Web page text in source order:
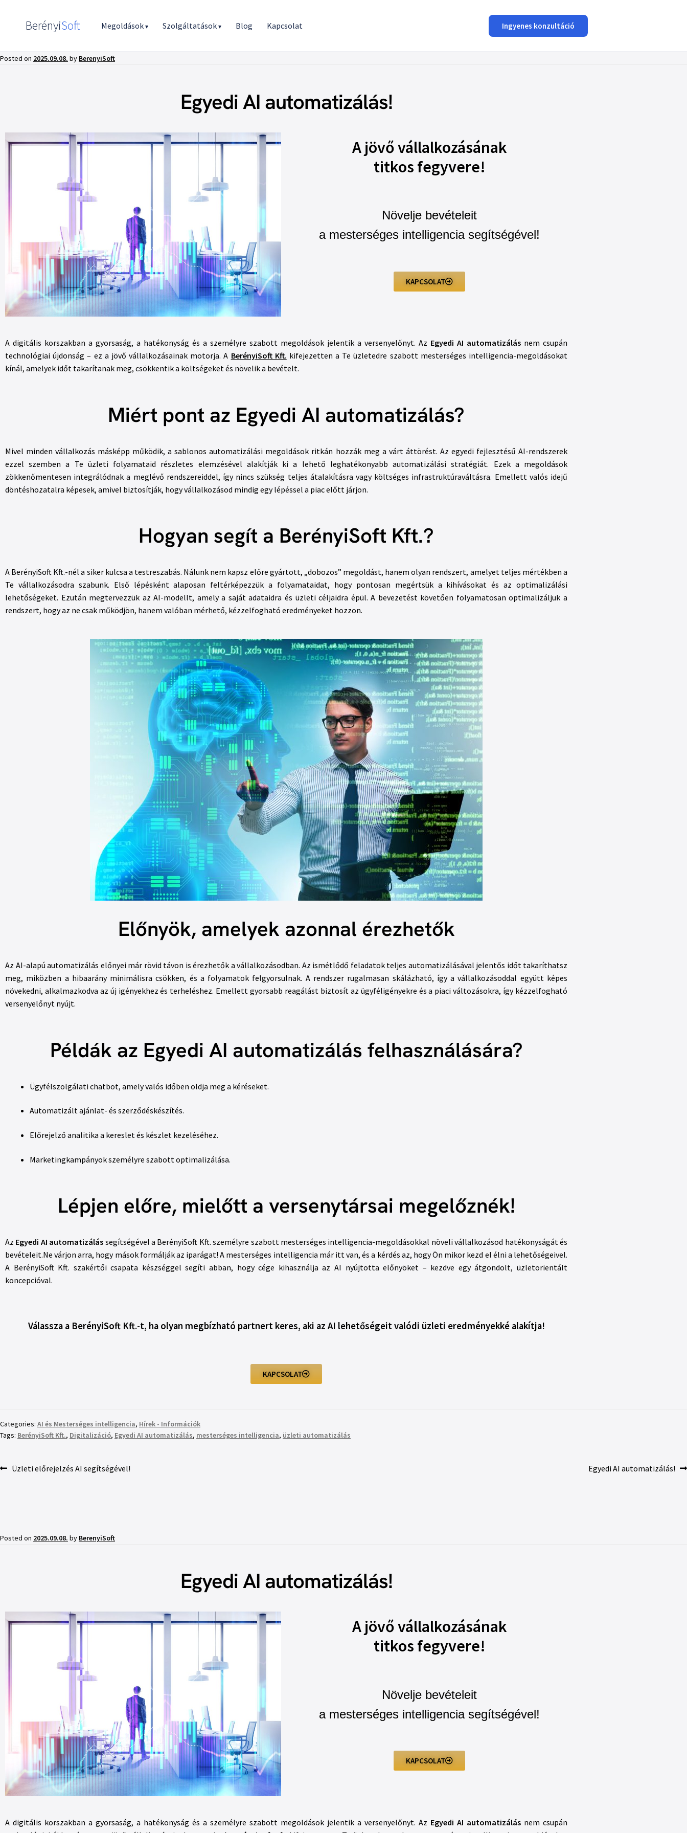
BerényiSoft Megoldások▾ Szolgáltatások▾ Blog Kapcsolat Ingyenes konzultáció
Posted on 2025.09.08. by BerenyiSoft
Egyedi AI automatizálás!
A jövő vállalkozásának
titkos fegyvere!
Növelje bevételeit
a mesterséges intelligencia segítségével!
KAPCSOLAT
A digitális korszakban a gyorsaság, a hatékonyság és a személyre szabott megoldások jelentik a versenyelőnyt. Az Egyedi AI automatizálás nem csupán
technológiai újdonság – ez a jövő vállalkozásainak motorja. A BerényiSoft Kft. kifejezetten a Te üzletedre szabott mesterséges intelligencia-megoldásokat
kínál, amelyek időt takarítanak meg, csökkentik a költségeket és növelik a bevételt.
Miért pont az Egyedi AI automatizálás?
Mivel minden vállalkozás másképp működik, a sablonos automatizálási megoldások ritkán hozzák meg a várt áttörést. Az egyedi fejlesztésű AI-rendszerek
ezzel szemben a Te üzleti folyamataid részletes elemzésével alakítják ki a lehető leghatékonyabb automatizálási stratégiát. Ezek a megoldások
zökkenőmentesen integrálódnak a meglévő rendszereiddel, így nincs szükség teljes átalakításra vagy költséges infrastruktúraváltásra. Emellett valós idejű
döntéshozatalra képesek, amivel biztosítják, hogy vállalkozásod mindig egy lépéssel a piac előtt járjon.
Hogyan segít a BerényiSoft Kft.?
A BerényiSoft Kft.-nél a siker kulcsa a testreszabás. Nálunk nem kapsz előre gyártott, „dobozos” megoldást, hanem olyan rendszert, amelyet teljes mértékben a
Te vállalkozásodra szabunk. Első lépésként alaposan feltérképezzük a folyamataidat, hogy pontosan megértsük a kihívásokat és az optimalizálási
lehetőségeket. Ezután megtervezzük az AI-modellt, amely a saját adataidra és üzleti céljaidra épül. A bevezetést követően folyamatosan optimalizáljuk a
rendszert, hogy az ne csak működjön, hanem valóban mérhető, kézzelfogható eredményeket hozzon.
Előnyök, amelyek azonnal érezhetők
Az AI-alapú automatizálás előnyei már rövid távon is érezhetők a vállalkozásodban. Az ismétlődő feladatok teljes automatizálásával jelentős időt takaríthatsz
meg, miközben a hibaarány minimálisra csökken, és a folyamatok felgyorsulnak. A rendszer rugalmasan skálázható, így a vállalkozásoddal együtt képes
növekedni, alkalmazkodva az új igényekhez és terheléshez. Emellett gyorsabb reagálást biztosít az ügyféligényekre és a piaci változásokra, így kézzelfogható
versenyelőnyt nyújt.
Példák az Egyedi AI automatizálás felhasználására?
Ügyfélszolgálati chatbot, amely valós időben oldja meg a kéréseket.
Automatizált ajánlat- és szerződéskészítés.
Előrejelző analitika a kereslet és készlet kezeléséhez.
Marketingkampányok személyre szabott optimalizálása.
Lépjen előre, mielőtt a versenytársai megelőznék!
Az Egyedi AI automatizálás segítségével a BerényiSoft Kft. személyre szabott mesterséges intelligencia-megoldásokkal növeli vállalkozásod hatékonyságát és
bevételeit.Ne várjon arra, hogy mások formálják az iparágat! A mesterséges intelligencia már itt van, és a kérdés az, hogy Ön mikor kezd el élni a lehetőségeivel.
A BerényiSoft Kft. szakértői csapata készséggel segíti abban, hogy cége kihasználja az AI nyújtotta előnyöket – kezdve egy átgondolt, üzletorientált
koncepcióval.
Válassza a BerényiSoft Kft.-t, ha olyan megbízható partnert keres, aki az AI lehetőségeit valódi üzleti eredményekké alakítja!
KAPCSOLAT
Categories: AI és Mesterséges intelligencia, Hírek - Információk
Tags: BerényiSoft Kft., Digitalizáció, Egyedi AI automatizálás, mesterséges intelligencia, üzleti automatizálás
Üzleti előrejelzés AI segítségével! Egyedi AI automatizálás!
Posted on 2025.09.08. by BerenyiSoft
Egyedi AI automatizálás!
A jövő vállalkozásának
titkos fegyvere!
Növelje bevételeit
a mesterséges intelligencia segítségével!
KAPCSOLAT
A digitális korszakban a gyorsaság, a hatékonyság és a személyre szabott megoldások jelentik a versenyelőnyt. Az Egyedi AI automatizálás nem csupán